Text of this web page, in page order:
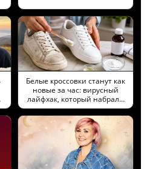
Белые кроссовки станут как
новые за час: вирусный
лайфхак, который набрал…